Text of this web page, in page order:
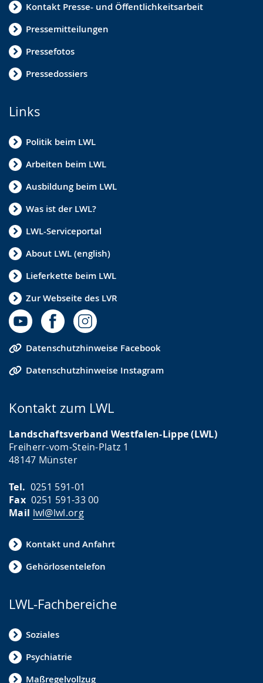
Kontakt Presse- und Öffentlichkeitsarbeit
Pressemitteilungen
Pressefotos
Pressedossiers
Links
Politik beim LWL
Arbeiten beim LWL
Ausbildung beim LWL
Was ist der LWL?
LWL-Serviceportal
About LWL (english)
Lieferkette beim LWL
Zur Webseite des LVR
Datenschutzhinweise Facebook
Datenschutzhinweise Instagram
Kontakt zum LWL
Landschaftsverband Westfalen-Lippe (LWL)
Freiherr-vom-Stein-Platz 1
48147 Münster
Tel. 0251 591-01
Fax0251 591-33 00
Mail lwl@lwl.org
Kontakt und Anfahrt
Gehörlosentelefon
LWL-Fachbereiche
Soziales
Psychiatrie
Maßregelvollzug